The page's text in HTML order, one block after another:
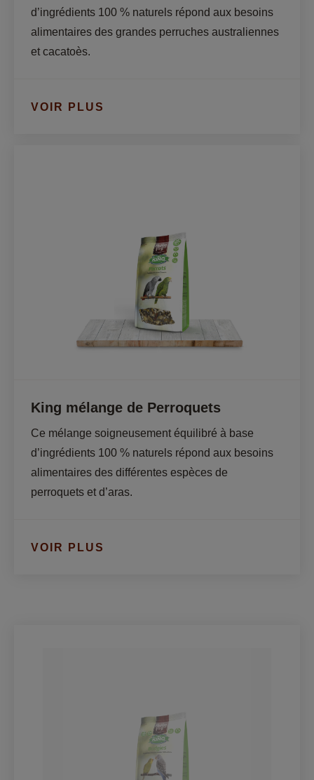
d’ingrédients 100 % naturels répond aux besoins
alimentaires des grandes perruches australiennes
et cacatoès.
VOIR PLUS
King mélange de Perroquets
Ce mélange soigneusement équilibré à base
d’ingrédients 100 % naturels répond aux besoins
alimentaires des différentes espèces de
perroquets et d’aras.
VOIR PLUS